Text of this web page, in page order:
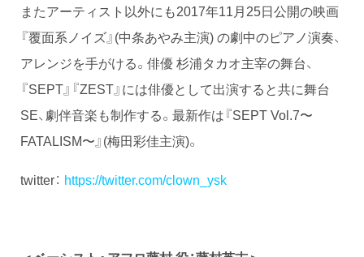
またアーティスト以外にも2017年11月25日公開の映画
『覆面系ノイズ』(中条あやみ主演) の劇中のピアノ演奏、
アレンジを手がける。俳優 杉浦タカオ主宰の舞台、
『SEPT』『ZEST』には俳優として出演すると共に舞台
SE、劇伴音楽も制作する。最新作は『SEPT Vol.7〜
FATALISM〜』(梅田彩佳主演)。
twitter： https://twitter.com/clown_ysk